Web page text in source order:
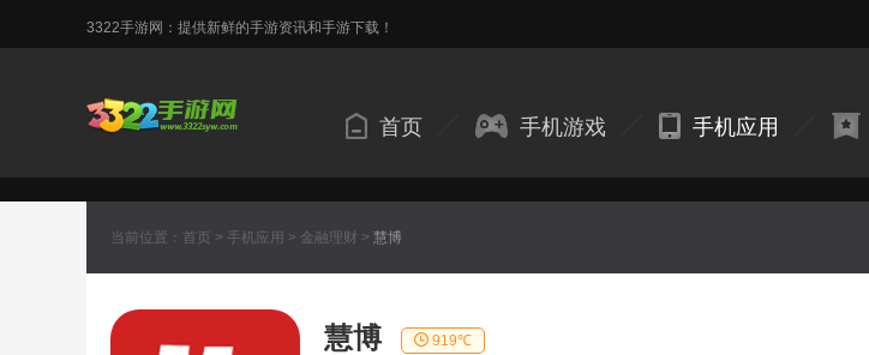
3322手游网：提供新鲜的手游资讯和手游下载！
首页 手机游戏 手机应用
当前位置： 首页 > 手机应用 > 金融理财 > 慧博
慧博 919℃